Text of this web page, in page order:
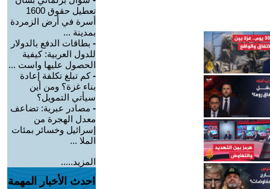
تعطيل حقوق 1600
أسرة في أرض الزمردة
بمدينة ...
- بطاقات الدفع بالدولار
للدول العربية: كيفية
الحصول عليها واست ...
-كم تبلغ تكلفة إعادة
بناء غزة؟ ومن أين
سيأتي التمويل؟
- مصادر عبرية: تضاعف
معدل الهجرة من
إسرائيل وخسائر بمئات
الملا ...
المزيد.....
احدث الأخبار المهمة